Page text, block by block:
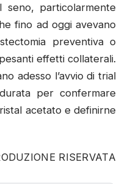
seno, particolarmente
fino ad oggi avevano
preventiva o
effetti collaterali.
adesso l’avvio di trial
per confermare
acetato e definirne
RISERVATA